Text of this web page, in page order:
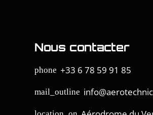
Nous contacter
phone +33 6 78 59 91 85
mail_outline